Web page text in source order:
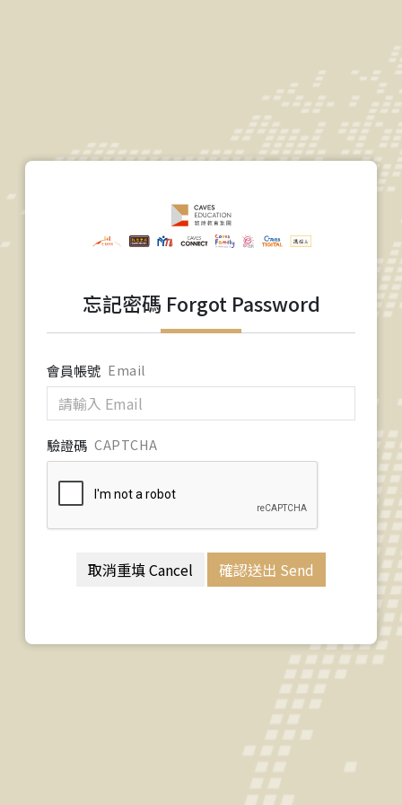
忘記密碼 Forgot Password
會員帳號 Email
驗證碼 CAPTCHA
取消重填 Cancel 確認送出 Send